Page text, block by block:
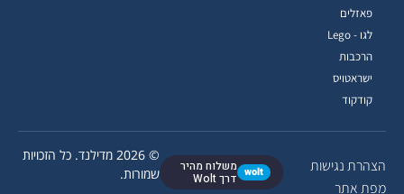
הצהרת נגישות
מפת אתר
wolt משלוח מהיר
דרך Wolt
© 2026 מדילנד. כל הזכויות
שמורות.
פאזלים
לגו - Lego
הרכבות
ישראטויס
קודקוד